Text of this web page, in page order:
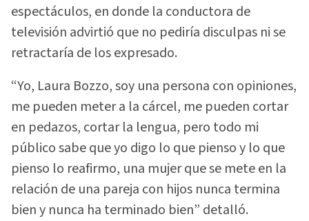
espectáculos, en donde la conductora de
televisión advirtió que no pediría disculpas ni se
retractaría de los expresado.
“Yo, Laura Bozzo, soy una persona con opiniones,
me pueden meter a la cárcel, me pueden cortar
en pedazos, cortar la lengua, pero todo mi
público sabe que yo digo lo que pienso y lo que
pienso lo reafirmo, una mujer que se mete en la
relación de una pareja con hijos nunca termina
bien y nunca ha terminado bien” detalló.